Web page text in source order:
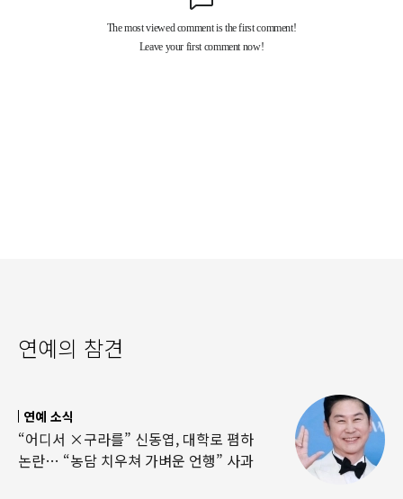
연예의 참견
연예 소식
“어디서 ×구라를” 신동엽, 대학로 폄하
논란… “농담 치우쳐 가벼운 언행” 사과